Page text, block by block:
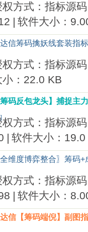
权方式：指标源码
| 软件大小：
信筹码擒妖线套装指
权方式：指标源码
小：22.0 KB
筹码反包龙头】捕捉主
]权方式：指标源码
| 软件大小：19.0
全维度博弈整合〗筹码
权方式：指标源码
| 软件大小：
信【筹码端倪】副图